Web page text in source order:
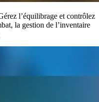
l’équilibrage et contrôlez
la gestion de l’inventaire